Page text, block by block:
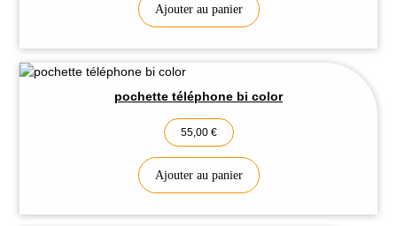
Ajouter au panier
pochette téléphone bi color
55,00 €
Ajouter au panier